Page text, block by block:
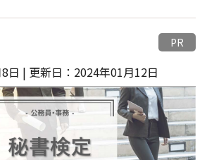
PR
日 | 更新日：2024年01月12日